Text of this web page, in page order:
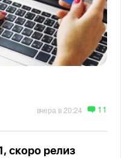
вчера в 20:24 11
скоро релиз